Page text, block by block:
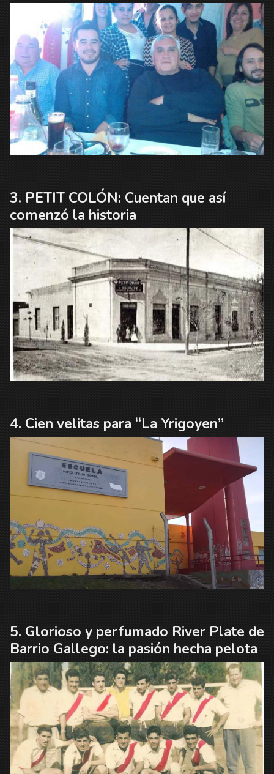
PETIT COLÓN: Cuentan que así
comenzó la historia
Cien velitas para “La Yrigoyen”
Glorioso y perfumado River Plate de
Barrio Gallego: la pasión hecha pelota